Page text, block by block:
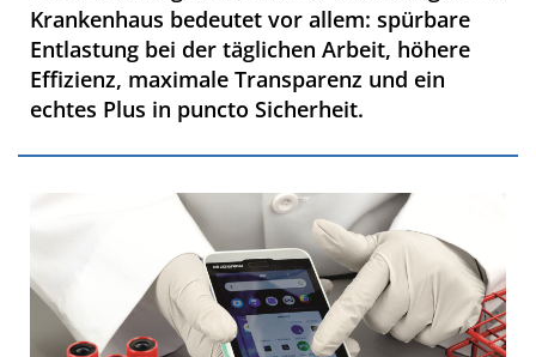
Krankenhaus bedeutet vor allem: spürbare
Entlastung bei der täglichen Arbeit, höhere
Effizienz, maximale Transparenz und ein
echtes Plus in puncto Sicherheit.